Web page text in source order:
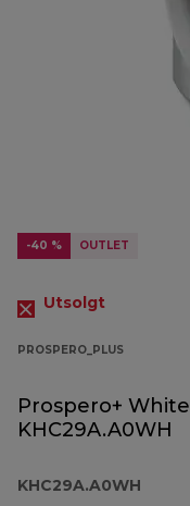
-40 % OUTLET
Utsolgt
PROSPERO_PLUS
Prospero+ White
KHC29A.A0WH
KHC29A.A0WH